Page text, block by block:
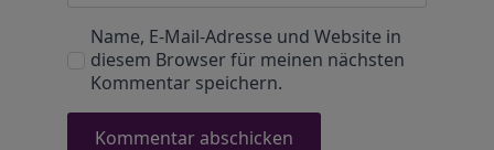
Name, E-Mail-Adresse und Website in
diesem Browser für meinen nächsten
Kommentar speichern.